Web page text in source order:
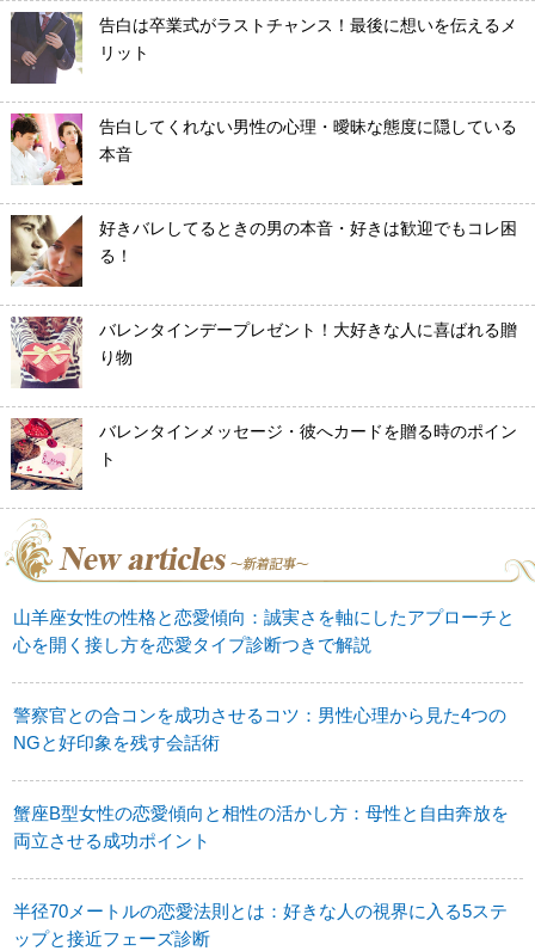
告白は卒業式がラストチャンス！最後に想いを伝えるメ
リット
告白してくれない男性の心理・曖昧な態度に隠している
本音
好きバレしてるときの男の本音・好きは歓迎でもコレ困
る！
バレンタインデープレゼント！大好きな人に喜ばれる贈
り物
バレンタインメッセージ・彼へカードを贈る時のポイン
ト
山羊座女性の性格と恋愛傾向：誠実さを軸にしたアプローチと
心を開く接し方を恋愛タイプ診断つきで解説
警察官との合コンを成功させるコツ：男性心理から見た4つの
NGと好印象を残す会話術
蟹座B型女性の恋愛傾向と相性の活かし方：母性と自由奔放を
両立させる成功ポイント
半径70メートルの恋愛法則とは：好きな人の視界に入る5ステ
ップと接近フェーズ診断